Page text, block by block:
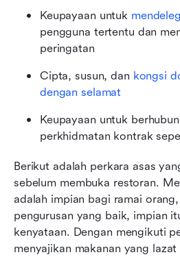
Keupayaan untuk
pengguna tertentu dan
peringatan
Cipta, susun, dan kongsi
dengan selamat
Keupayaan untuk
perkhidmatan kontrak
Berikut adalah perkara asas
sebelum membuka restoran.
adalah impian bagi ramai
pengurusan yang baik, impian
kenyataan. Dengan mengikuti
menyajikan makanan yang